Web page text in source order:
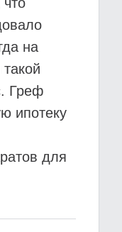
на
Греф
ипотеку
для